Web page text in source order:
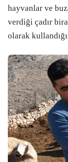
hayvanlar ve
verdiği çadır
olarak